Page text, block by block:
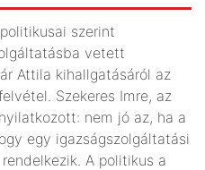
szerint
vetett
Attila kihallgatásáról az
Szekeres Imre, az
nem jó az, ha a
egy igazságszolgáltatási
A politikus a